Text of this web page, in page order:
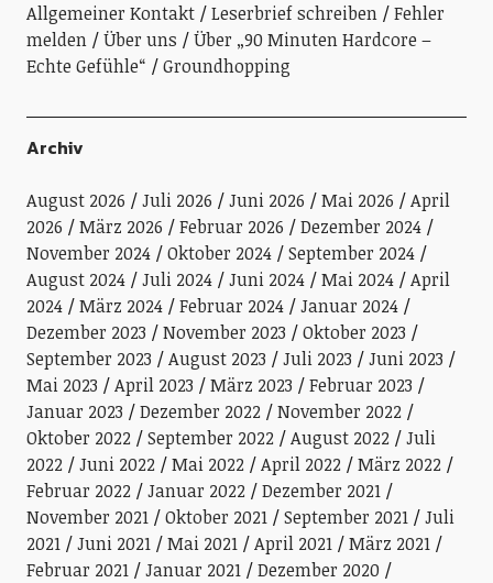
Allgemeiner Kontakt
Leserbrief schreiben
Fehler
melden
Über uns
Über „90 Minuten Hardcore –
Echte Gefühle“
Groundhopping
Archiv
August 2026 Juli 2026 Juni 2026 Mai 2026
April
2026
März 2026 Februar 2026
Dezember 2024
November 2024
Oktober 2024
September 2024
August 2024
Juli 2024 Juni 2024 Mai 2024
April
2024
März 2024 Februar 2024
Januar 2024
Dezember 2023
November 2023
Oktober 2023
September 2023
August 2023 Juli 2023
Juni 2023
Mai 2023
April 2023 März 2023
Februar 2023
Januar 2023
Dezember 2022
November 2022
Oktober 2022
September 2022 August 2022
Juli
2022
Juni 2022 Mai 2022 April 2022
März 2022
Februar 2022
Januar 2022
Dezember 2021
November 2021
Oktober 2021 September 2021
Juli
2021
Juni 2021 Mai 2021 April 2021
März 2021
Februar 2021
Januar 2021
Dezember 2020